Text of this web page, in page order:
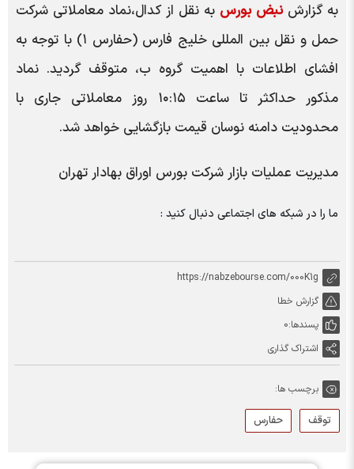
به گزارشنبض بورس به نقل از کدال،نماد معاملاتی شرکت
حمل و نقل بین المللی خلیج فارس (حفارس ۱) با توجه به
افشای اطلاعات با اهمیت گروه ب، متوقف گردید. نماد
مذکور حداکثر تا ساعت ۱۰:۱۵ روز معاملاتی جاری با
محدودیت دامنه نوسان قیمت بازگشایی خواهد شد.
مدیریت عملیات بازار شرکت بورس اوراق بهادار تهران
ما را در شبکه های اجتماعی دنبال کنید :
https://nabzebourse.com/000K1g
گزارش خطا
پسندها:0
اشتراک گذاری
برچسب ها:
توقف حفارس